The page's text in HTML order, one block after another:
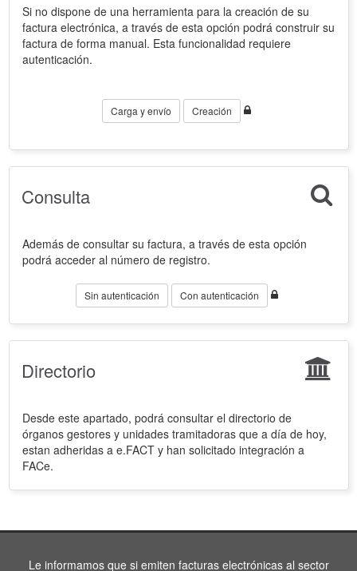
Si no dispone de una herramienta para la creación de su
factura electrónica, a través de esta opción podrá construir su
factura de forma manual. Esta funcionalidad requiere
autenticación.
Carga y envío Creación
Consulta
Además de consultar su factura, a través de esta opción
podrá acceder al número de registro.
Sin autenticación Con autenticación
Directorio
Desde este apartado, podrá consultar el directorio de
órganos gestores y unidades tramitadoras que a día de hoy,
estan adheridas a e.FACT y han solicitado integración a
FACe.
Le informamos que si emiten facturas electrónicas al sector